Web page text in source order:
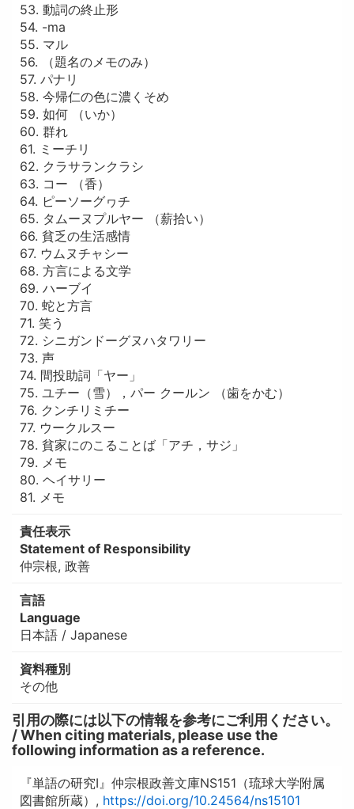
53. 動詞の終止形
54. -ma
55. マル
56. （題名のメモのみ）
57. パナリ
58. 今帰仁の色に濃くそめ
59. 如何 （いか）
60. 群れ
61. ミーチリ
62. クラサランクラシ
63. コー （香）
64. ピーソーグヮチ
65. タムーヌプルヤー （薪拾い）
66. 貧乏の生活感情
67. ウムヌチャシー
68. 方言による文学
69. ハーブイ
70. 蛇と方言
71. 笑う
72. シニガンドーグヌハタワリー
73. 声
74. 間投助詞「ヤー」
75. ユチー（雪），パー クールン （歯をかむ）
76. クンチリミチー
77. ウークルスー
78. 貧家にのこることば「アチ，サジ」
79. メモ
80. ヘイサリー
81. メモ
責任表示
Statement of Responsibility
仲宗根, 政善
言語
Language
日本語 / Japanese
資料種別
その他
引用の際には以下の情報を参考にご利用ください。
/ When citing materials, please use the
following information as a reference.
『単語の研究I』仲宗根政善文庫NS151（琉球大学附属
図書館所蔵）, https://doi.org/10.24564/ns15101